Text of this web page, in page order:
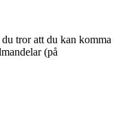
tror att du kan komma
(på